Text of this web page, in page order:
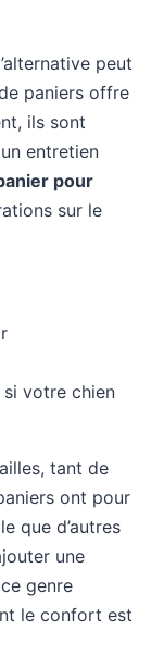
peut
paniers offre
ils sont
entretien
pour
sur le
votre chien
tant de
ont pour
que d’autres
une
genre
le confort est